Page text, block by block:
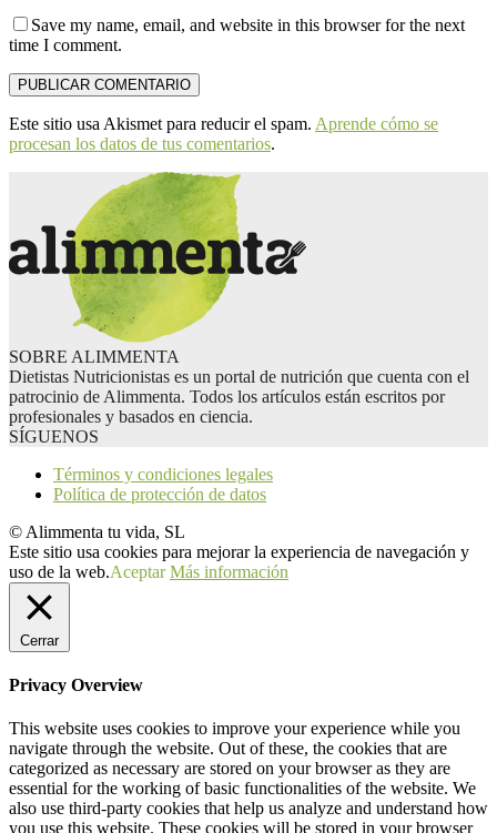
Save my name, email, and website in this browser for the next
time I comment.
Este sitio usa Akismet para reducir el spam. Aprende cómo se
procesan los datos de tus comentarios.
SOBRE ALIMMENTA
Dietistas Nutricionistas es un portal de nutrición que cuenta con el
patrocinio de Alimmenta. Todos los artículos están escritos por
profesionales y basados en ciencia.
SÍGUENOS
Términos y condiciones legales
Política de protección de datos
© Alimmenta tu vida, SL
Este sitio usa cookies para mejorar la experiencia de navegación y
uso de la web.Aceptar Más información
Cerrar
Privacy Overview
This website uses cookies to improve your experience while you
navigate through the website. Out of these, the cookies that are
categorized as necessary are stored on your browser as they are
essential for the working of basic functionalities of the website. We
also use third-party cookies that help us analyze and understand how
you use this website. These cookies will be stored in your browser